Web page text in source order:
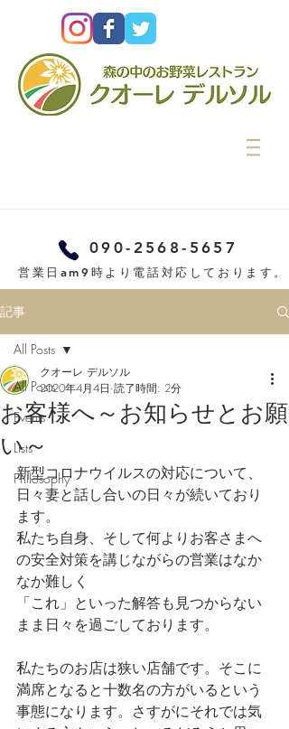
090-2568-5657
営業日am9時より電話対応しております。
記事
All Posts
Events
Lists
Philosophy
All Posts
お客様へ～お知らせとお願
い～
クオーレ デルソル
2020年4月4日 読了時間: 2分
新型コロナウイルスの対応について、
日々妻と話し合いの日々が続いており
ます。
私たち自身、そして何よりお客さまへ
の安全対策を講じながらの営業はなか
なか難しく
「これ」といった解答も見つからない
まま日々を過ごしております。
私たちのお店は狭い店舗です。そこに
満席となると十数名の方がいるという
事態になります。さすがにそれでは気